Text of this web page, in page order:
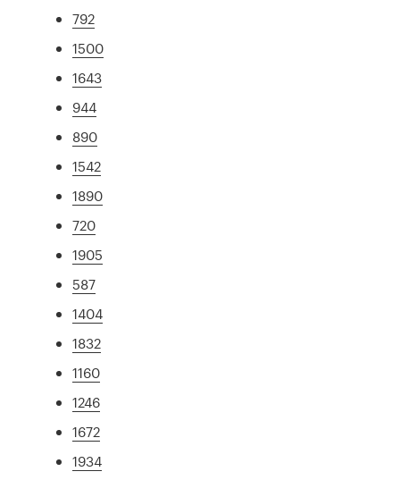
792
1500
1643
944
890
1542
1890
720
1905
587
1404
1832
1160
1246
1672
1934